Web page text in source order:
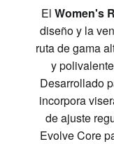
ElWomen's
diseño y la
ruta de gama
y
Desarrollado
incorpora
de ajuste
Evolve Core